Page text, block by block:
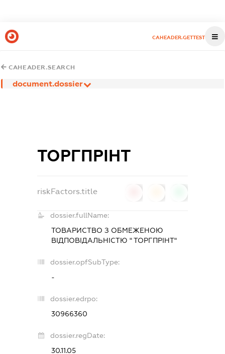
CAHEADER.GETTEST
CAHEADER.SEARCH
document.dossier
ТОРГПРІНТ
riskFactors.title
dossier.fullName:
ТОВАРИСТВО З ОБМЕЖЕНОЮ
ВІДПОВІДАЛЬНІСТЮ " ТОРГПРІНТ"
dossier.opfSubType:
-
dossier.edrpo:
30966360
dossier.regDate:
30.11.05